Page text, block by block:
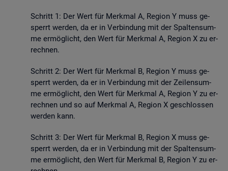
Schritt 1: Der Wert für Merk­mal A, Re­gi­on Y muss ge­
sperrt wer­den, da er in Ver­bin­dung mit der Spal­ten­sum­
me er­mög­licht, den Wert für Merk­mal A, Re­gi­on X zu er­
rech­nen.
Schritt 2: Der Wert für Merk­mal B, Re­gi­on Y muss ge­
sperrt wer­den, da er in Ver­bin­dung mit der Zei­len­sum­
me er­mög­licht, den Wert für Merk­mal A, Re­gi­on Y zu er­
rech­nen und so auf Merk­mal A, Re­gi­on X ge­schlos­sen
wer­den kann.
Schritt 3: Der Wert für Merk­mal B, Re­gi­on X muss ge­
sperrt wer­den, da er in Ver­bin­dung mit der Spal­ten­sum­
me er­mög­licht, den Wert für Merk­mal B, Re­gi­on Y zu er­